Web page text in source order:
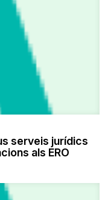
serveis jurídics
als ERO